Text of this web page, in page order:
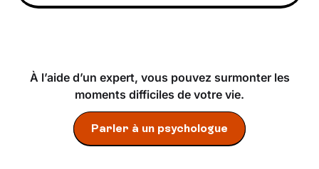
À l’aide d’un expert, vous pouvez surmonter les
moments difficiles de votre vie.
Parler à un psychologue